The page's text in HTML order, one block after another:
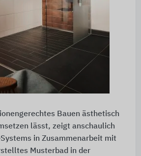
Bauen ästhetisch
lässt, zeigt anschaulich
in Zusammenarbeit mit
Musterbad in der